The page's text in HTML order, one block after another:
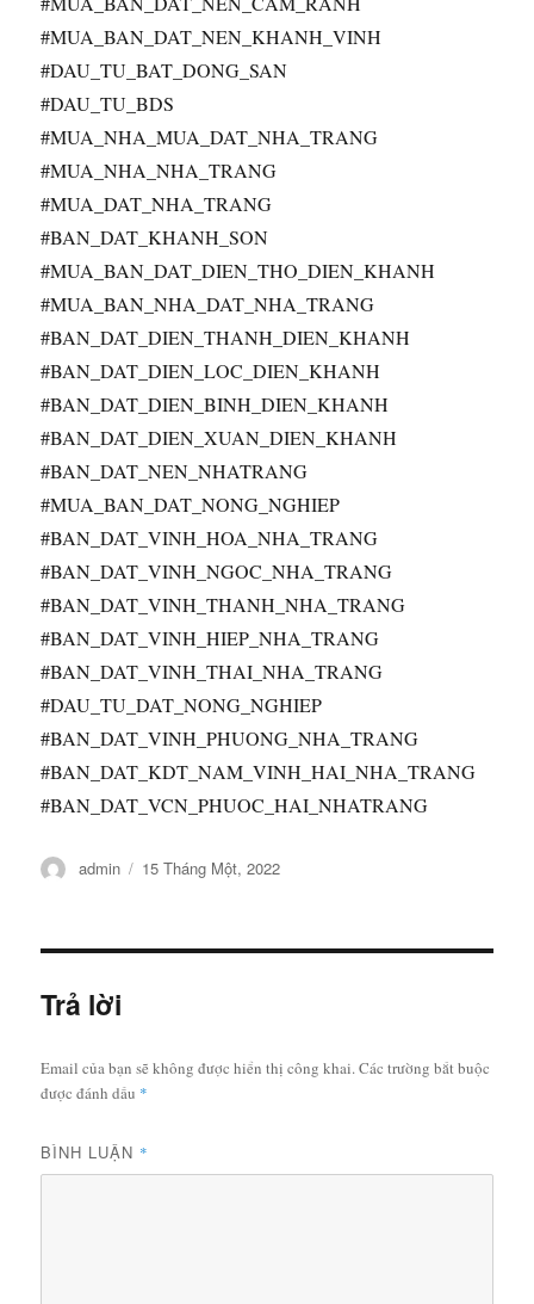
#MUA_BAN_DAT_NEN_KHANH_VINH
#DAU_TU_BAT_DONG_SAN
#DAU_TU_BDS
#MUA_NHA_MUA_DAT_NHA_TRANG
#MUA_NHA_NHA_TRANG
#MUA_DAT_NHA_TRANG
#BAN_DAT_KHANH_SON
#MUA_BAN_DAT_DIEN_THO_DIEN_KHANH
#MUA_BAN_NHA_DAT_NHA_TRANG
#BAN_DAT_DIEN_THANH_DIEN_KHANH
#BAN_DAT_DIEN_LOC_DIEN_KHANH
#BAN_DAT_DIEN_BINH_DIEN_KHANH
#BAN_DAT_DIEN_XUAN_DIEN_KHANH
#BAN_DAT_NEN_NHATRANG
#MUA_BAN_DAT_NONG_NGHIEP
#BAN_DAT_VINH_HOA_NHA_TRANG
#BAN_DAT_VINH_NGOC_NHA_TRANG
#BAN_DAT_VINH_THANH_NHA_TRANG
#BAN_DAT_VINH_HIEP_NHA_TRANG
#BAN_DAT_VINH_THAI_NHA_TRANG
#DAU_TU_DAT_NONG_NGHIEP
#BAN_DAT_VINH_PHUONG_NHA_TRANG
#BAN_DAT_KDT_NAM_VINH_HAI_NHA_TRANG
#BAN_DAT_VCN_PHUOC_HAI_NHATRANG
Tác
admin
Đăng
15 Tháng Một, 2022
Trả lời
Email của bạn sẽ không được hiển thị công khai.Các trường bắt buộc
được đánh dấu *
BÌNH LUẬN *